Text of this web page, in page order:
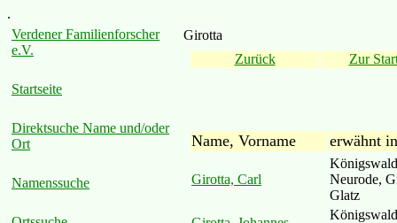
.
Verdener Familienforscher
e.V.
Startseite
Direktsuche Name und/oder
Ort
Namenssuche
Girotta
Zurück
Zur
Name, Vorname erwähnt in
Girotta, Carl
Neurode,
Glatz